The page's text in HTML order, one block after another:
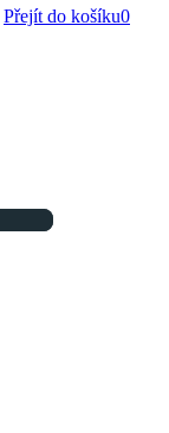
Přejít do košíku0